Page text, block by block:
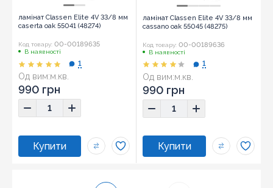
ламінат Classen Elite 4V 33/8 мм
caserta oak 55041 (48274)
Код товару: 00-00189635
В наявності
Од вим:м.кв.
1
990 грн
ламінат Classen Elite 4V 33/8 мм
cassano oak 55045 (48275)
Код товару: 00-00189636
В наявності
Од вим:м.кв.
1
990 грн